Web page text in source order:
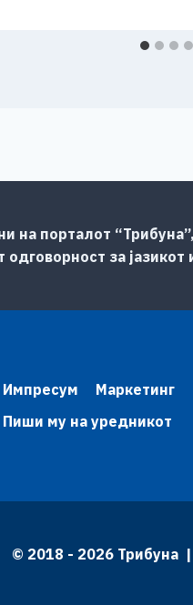
на порталот
одговорност за
Импресум
Маркетинг
Пиши му на уредникот
© 2018 - 2026 Трибуна